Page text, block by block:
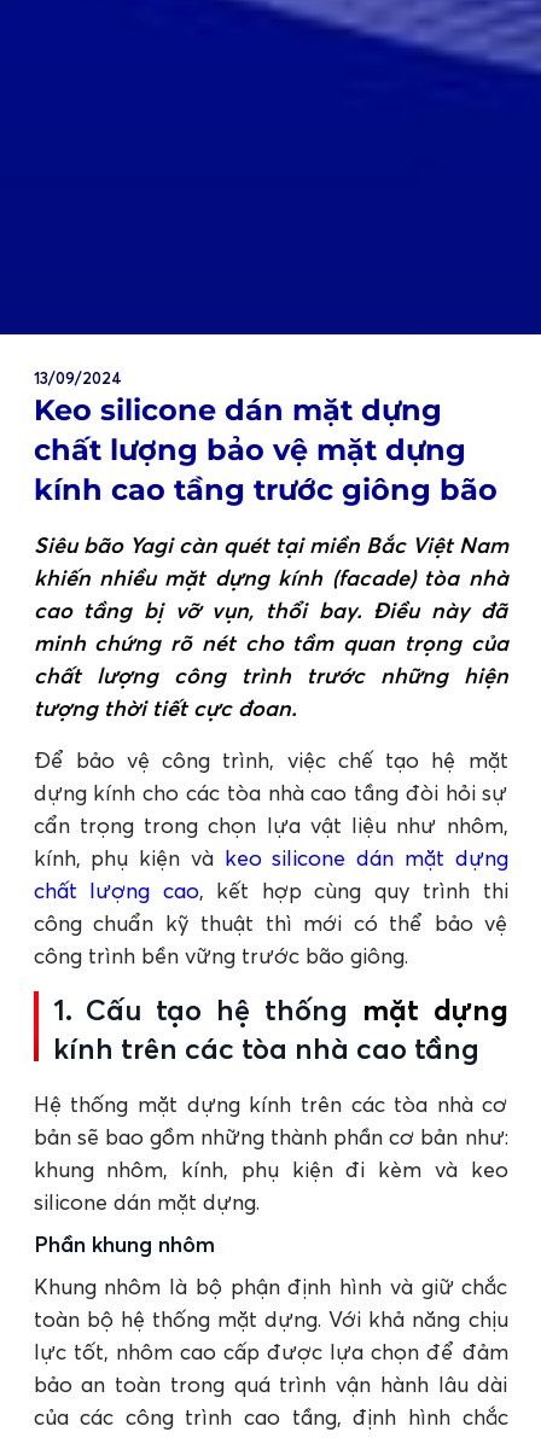
13/09/2024
Keo silicone dán mặt dựng
chất lượng bảo vệ mặt dựng
kính cao tầng trước giông bão
Siêu bão Yagi càn quét tại miền Bắc Việt Nam
khiến nhiều mặt dựng kính (facade) tòa nhà
cao tầng bị vỡ vụn, thổi bay. Điều này đã
minh chứng rõ nét cho tầm quan trọng của
chất lượng công trình trước những hiện
tượng thời tiết cực đoan.
Để bảo vệ công trình, việc chế tạo hệ mặt
dựng kính cho các tòa nhà cao tầng đòi hỏi sự
cẩn trọng trong chọn lựa vật liệu như nhôm,
kính, phụ kiện và keo silicone dán mặt dựng
chất lượng cao, kết hợp cùng quy trình thi
công chuẩn kỹ thuật thì mới có thể bảo vệ
công trình bền vững trước bão giông.
1. Cấu tạo hệ thống mặt dựng
kính trên các tòa nhà cao tầng
Hệ thống mặt dựng kính trên các tòa nhà cơ
bản sẽ bao gồm những thành phần cơ bản như:
khung nhôm, kính, phụ kiện đi kèm và keo
silicone dán mặt dựng.
Phần khung nhôm
Khung nhôm là bộ phận định hình và giữ chắc
toàn bộ hệ thống mặt dựng. Với khả năng chịu
lực tốt, nhôm cao cấp được lựa chọn để đảm
bảo an toàn trong quá trình vận hành lâu dài
của các công trình cao tầng, định hình chắc